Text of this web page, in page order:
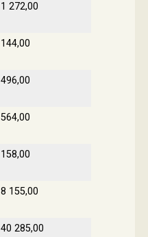
1 272,00
144,00
496,00
564,00
158,00
8 155,00
40 285,00